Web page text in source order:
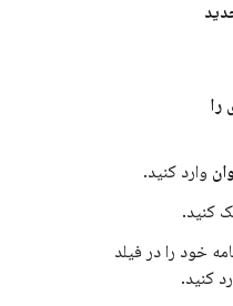
را
وارد کنید.
کنید.
خود را در فیلد
کنید.